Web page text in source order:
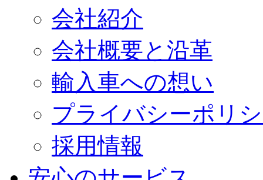
会社紹介
会社概要と沿革
輸入車への想い
プライバシーポリ
採用情報